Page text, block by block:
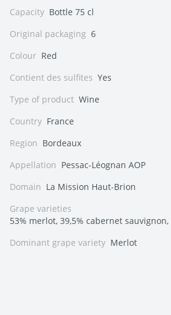
Capacity Bottle 75 cl
Original packaging 6
Colour Red
Contient des sulfites Yes
Type of product Wine
Country France
Region Bordeaux
Appellation Pessac-Léognan AOP
Domain La Mission Haut-Brion
Grape varieties
53% merlot, 39,5% cabernet
Dominant grape variety Merlot